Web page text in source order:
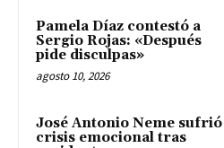
Pamela Díaz contestó a
Sergio Rojas: «Después
pide disculpas»
agosto 10, 2026
José Antonio Neme sufrió
crisis emocional tras